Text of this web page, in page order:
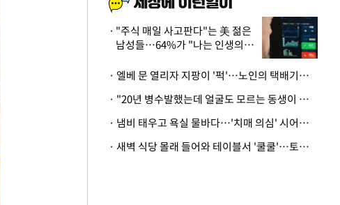
"주식 매일 사고판다"는 美 젊은
남성들…64%가 "나는 인생의
· 엘베 문 열리자 지팡이 '퍽'…노인의 택배기사 폭행 이유
· "20년 병수발했는데 얼굴도 모르는 동생이 유산 절반을"…배다른 형제 상속권 있을까
· 냄비 태우고 욕실 물바다…'치매 의심' 시어머니 검사 권유했다가 '날벼락'
· 새벽 식당 몰래 들어와 테이블서 '쿨쿨'…토사물 남기고 사라진 남성